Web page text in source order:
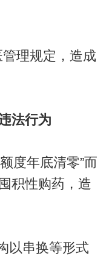
理规定，造成
法行为
度年底清零”而
积性购药，造
以串换等形式